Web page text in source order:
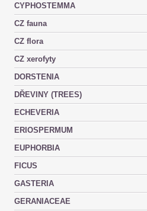
CYPHOSTEMMA
CZ fauna
CZ flora
CZ xerofyty
DORSTENIA
DŘEVINY (TREES)
ECHEVERIA
ERIOSPERMUM
EUPHORBIA
FICUS
GASTERIA
GERANIACEAE